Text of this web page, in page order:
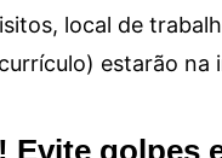
local de
estarão na
Evite golpes